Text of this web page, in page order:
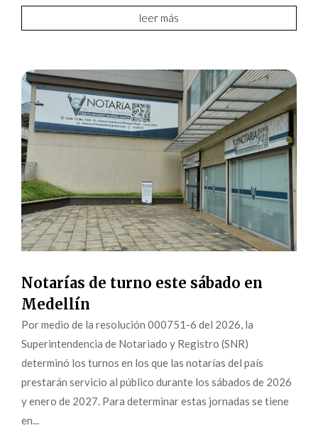
leer más
Notarías de turno este sábado en
Medellín
Por medio de la resolución 000751-6 del 2026, la
Superintendencia de Notariado y Registro (SNR)
determinó los turnos en los que las notarías del país
prestarán servicio al público durante los sábados de 2026
y enero de 2027. Para determinar estas jornadas se tiene
en...